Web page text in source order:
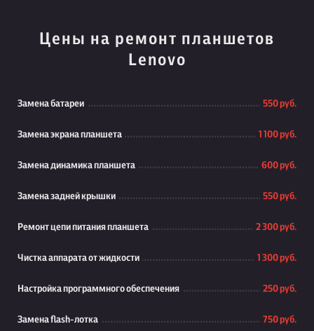
Цены на ремонт планшетов
Lenovo
Замена батареи 550 руб.
Замена экрана планшета 1 100 руб.
Замена динамика планшета 600 руб.
Замена задней крышки 550 руб.
Ремонт цепи питания планшета 2 300 руб.
Чистка аппарата от жидкости 1 300 руб.
Настройка программного обеспечения 250 руб.
Замена flash-лотка 750 руб.